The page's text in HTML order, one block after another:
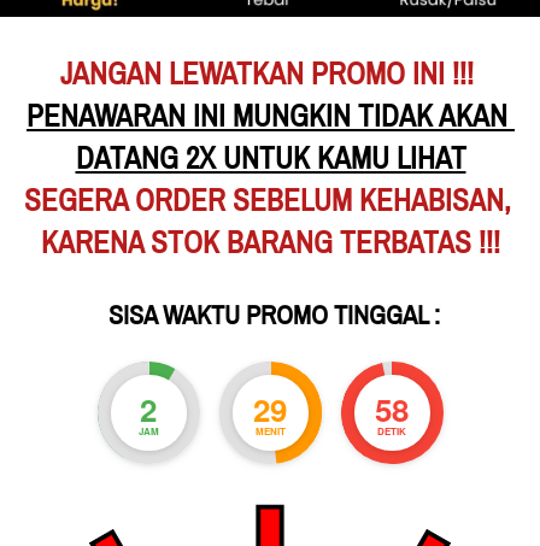
JANGAN LEWATKAN PROMO INI !!!
PENAWARAN INI MUNGKIN TIDAK AKAN
DATANG 2X UNTUK KAMU LIHAT
SEGERA ORDER SEBELUM KEHABISAN,
KARENA STOK BARANG TERBATAS !!!
SISA WAKTU PROMO TINGGAL :
2
JAM 29
MENIT 56
DETIK